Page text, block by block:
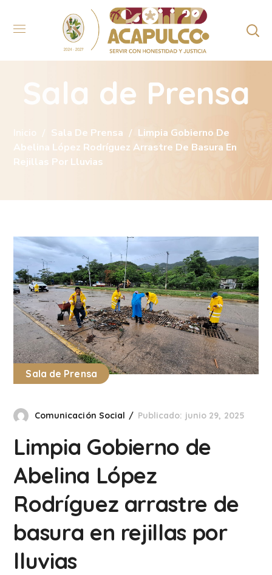
Sala de Prensa
Inicio Sala De Prensa
Limpia Gobierno De
Abelina López Rodríguez Arrastre De Basura En
Rejillas Por Lluvias
Sala de Prensa
Comunicación Social Publicado: junio 29, 2025
Limpia Gobierno de
Abelina López
Rodríguez arrastre de
basura en rejillas por
lluvias